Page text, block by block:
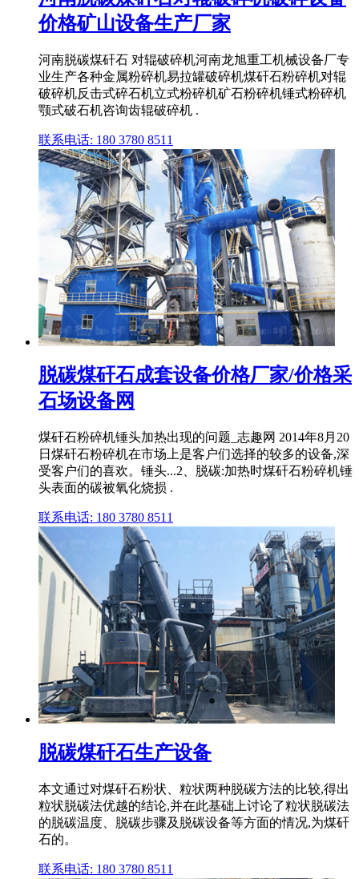
价格矿山设备生产厂家
河南脱碳煤矸石 对辊破碎机河南龙旭重工机械设备厂专
业生产各种金属粉碎机易拉罐破碎机煤矸石粉碎机对辊
破碎机反击式碎石机立式粉碎机矿石粉碎机锤式粉碎机
颚式破石机咨询齿辊破碎机 .
联系电话: 180 3780 8511
脱碳煤矸石成套设备价格厂家/价格采
石场设备网
煤矸石粉碎机锤头加热出现的问题_志趣网 2014年8月20
日煤矸石粉碎机在市场上是客户们选择的较多的设备,深
受客户们的喜欢。锤头...2、脱碳:加热时煤矸石粉碎机锤
头表面的碳被氧化烧损 .
联系电话: 180 3780 8511
脱碳煤矸石生产设备
本文通过对煤矸石粉状、粒状两种脱碳方法的比较,得出
粒状脱碳法优越的结论,并在此基础上讨论了粒状脱碳法
的脱碳温度、脱碳步骤及脱碳设备等方面的情况,为煤矸
石的。
联系电话: 180 3780 8511